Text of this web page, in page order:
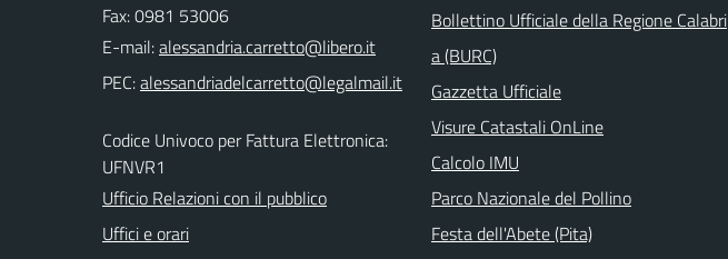
Fax: 0981 53006
E-mail:
PEC:
Codice Univoco per Fattura Elettronica:
UFNVR1
Ufficio Relazioni con il pubblico
Uffici e orari
Bollettino Ufficiale della Regione Calabri
a (BURC)
Gazzetta Ufficiale
Visure Catastali OnLine
Calcolo IMU
Parco Nazionale del Pollino
Festa dell'Abete (Pita)